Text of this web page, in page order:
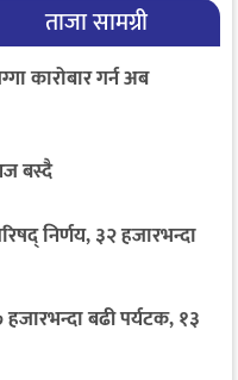
ताजा सामग्री
कारोबार गर्न अब
बस्दै
निर्णय, ३२ हजारभन्दा
बढी पर्यटक, १३